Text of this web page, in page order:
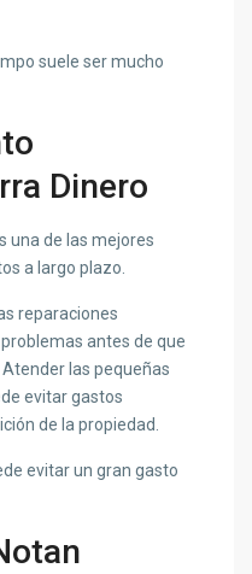
suele ser mucho
Dinero
una de las mejores
a largo plazo.
reparaciones
antes de que
las pequeñas
evitar gastos
de la propiedad.
evitar un gran gasto